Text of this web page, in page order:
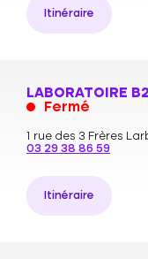
Itinéraire
LABORATOIRE
Fermé
1 rue des 3 Frères
03 29 38 86 59
Itinéraire